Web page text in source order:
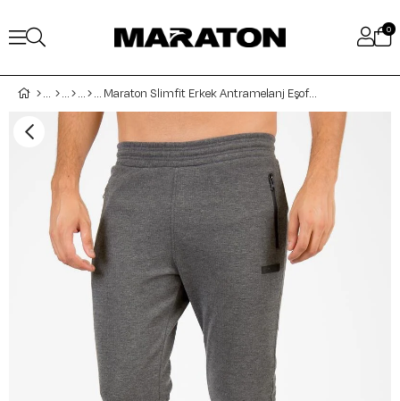
0
Maraton Slimfit Erkek Antramelanj Eşofman Altı